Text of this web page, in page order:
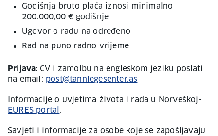
Godišnja bruto plaća iznosi minimalno
200.000,00 € godišnje
Ugovor o radu na određeno
Rad na puno radno vrijeme
Prijava: CV i zamolbu na engleskom jeziku poslati
na email: post@tannlegesenter.as
Informacije o uvjetima života i rada u Norveškoj-
EURES portal .
Savjeti i informacije za osobe koje se zapošljavaju